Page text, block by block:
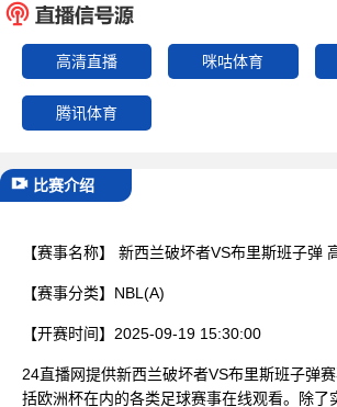
高清直播 咪咕体育
腾讯体育
比赛介绍
【赛事名称】 新西兰破坏者VS布里斯班子弹
【赛事分类】 NBL(A)
【开赛时间】 2025-09-19 15:30:00
24直播网提供新西兰破坏者VS布里斯班子弹
括欧洲杯在内的各类足球赛事在线观看。除了